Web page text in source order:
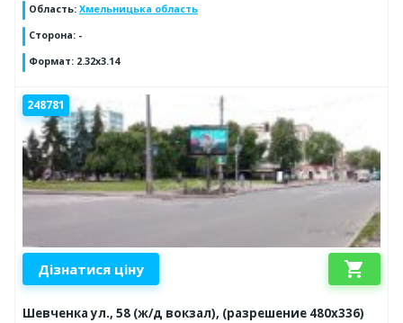
Область: Хмельницька область
Сторона: -
Формат: 2.32x3.14
248781
Дізнатися ціну shopping_cart
Шевченка ул., 58 (ж/д вокзал), (разрешение 480х336)